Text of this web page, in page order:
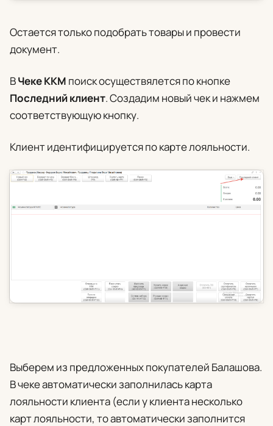
Остается только подобрать товары и провести
документ.
ВЧеке ККМ поиск осуществялется по кнопке
Последний клиент. Создадим новый чек и нажмем
соответствующую кнопку.
Клиент идентифицируется по карте лояльности.
Выберем из предложенных покупателей Балашова.
В чеке автоматически заполнилась карта
лояльности клиента (если у клиента несколько
карт лояльности, то автоматически заполнится